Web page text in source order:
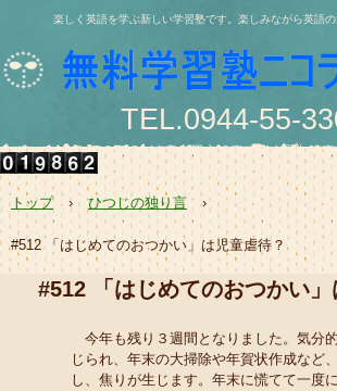
楽しく英語を学ぶ新しい学習塾です。楽しみながら英語の
TEL.0944-55-
〒836-0844 大牟田市浄真町114番地 浄
e-mail:nishio@jukunicolas.net
トップ › ひつじの独り言 ›
#512 「はじめてのおつかい」は児童虐待？
#512 「はじめてのおつかい」
今年も残り３週間となりました。気分
じられ、年末の大掃除や年賀状作成など
し、焦りが生じます。年末に慌てて一度